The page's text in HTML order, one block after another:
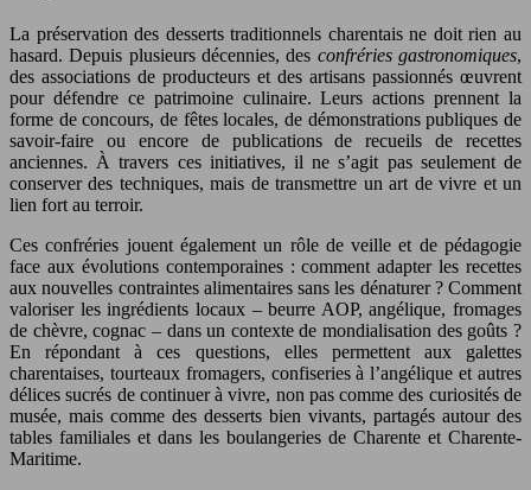
La préservation des desserts traditionnels charentais ne doit rien au
hasard. Depuis plusieurs décennies, des confréries gastronomiques,
des associations de producteurs et des artisans passionnés œuvrent
pour défendre ce patrimoine culinaire. Leurs actions prennent la
forme de concours, de fêtes locales, de démonstrations publiques de
savoir-faire ou encore de publications de recueils de recettes
anciennes. À travers ces initiatives, il ne s’agit pas seulement de
conserver des techniques, mais de transmettre un art de vivre et un
lien fort au terroir.
Ces confréries jouent également un rôle de veille et de pédagogie
face aux évolutions contemporaines : comment adapter les recettes
aux nouvelles contraintes alimentaires sans les dénaturer ? Comment
valoriser les ingrédients locaux – beurre AOP, angélique, fromages
de chèvre, cognac – dans un contexte de mondialisation des goûts ?
En répondant à ces questions, elles permettent aux galettes
charentaises, tourteaux fromagers, confiseries à l’angélique et autres
délices sucrés de continuer à vivre, non pas comme des curiosités de
musée, mais comme des desserts bien vivants, partagés autour des
tables familiales et dans les boulangeries de Charente et Charente-
Maritime.